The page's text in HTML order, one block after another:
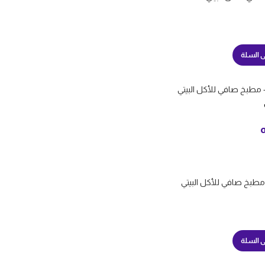
السلة
السلة